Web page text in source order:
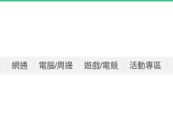
網通 電腦/周邊 遊戲/電競 活動專區